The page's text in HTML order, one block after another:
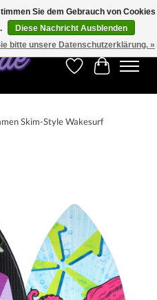
€. Weltweite Lieferung!
Wunschzettel
Ihr
Skim-Style Wakesurf
Sie dem Gebrauch von Cookies
Diese Nachricht Ausblenden
bitte unsere Datenschutzerklärung. »